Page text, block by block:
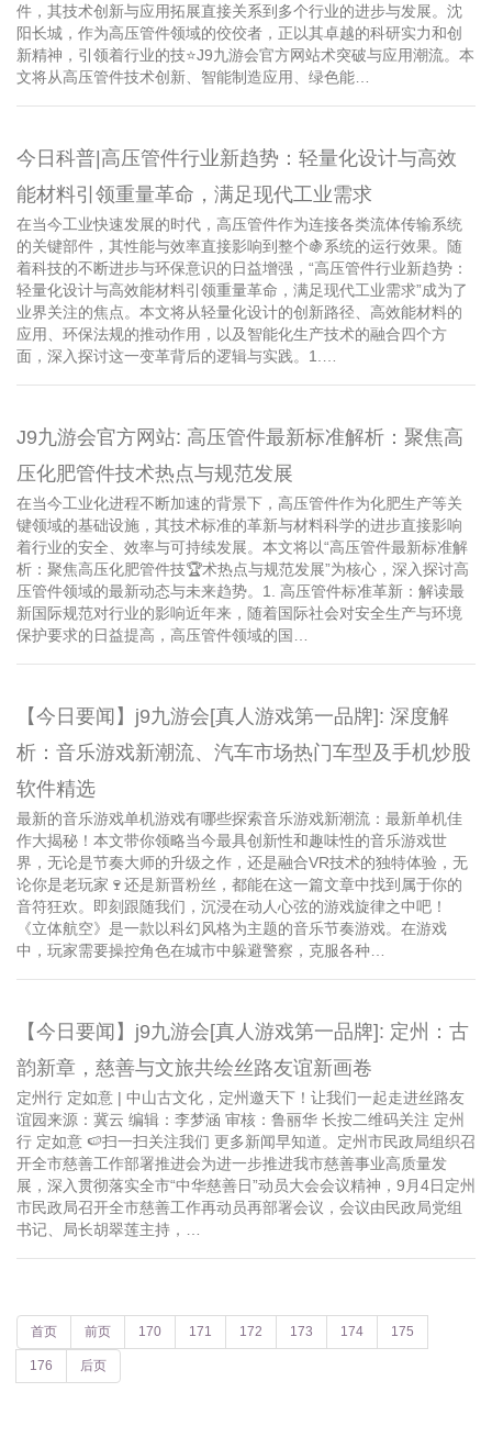
件，其技术创新与应用拓展直接关系到多个行业的进步与发展。沈
阳长城，作为高压管件领域的佼佼者，正以其卓越的科研实力和创
新精神，引领着行业的技⭐️J9九游会官方网站术突破与应用潮流。本
文将从高压管件技术创新、智能制造应用、绿色能…
今日科普|高压管件行业新趋势：轻量化设计与高效
能材料引领重量革命，满足现代工业需求
在当今工业快速发展的时代，高压管件作为连接各类流体传输系统
的关键部件，其性能与效率直接影响到整个🍇系统的运行效果。随
着科技的不断进步与环保意识的日益增强，“高压管件行业新趋势：
轻量化设计与高效能材料引领重量革命，满足现代工业需求”成为了
业界关注的焦点。本文将从轻量化设计的创新路径、高效能材料的
应用、环保法规的推动作用，以及智能化生产技术的融合四个方
面，深入探讨这一变革背后的逻辑与实践。1.…
J9九游会官方网站: 高压管件最新标准解析：聚焦高
压化肥管件技术热点与规范发展
在当今工业化进程不断加速的背景下，高压管件作为化肥生产等关
键领域的基础设施，其技术标准的革新与材料科学的进步直接影响
着行业的安全、效率与可持续发展。本文将以“高压管件最新标准解
析：聚焦高压化肥管件技🏆术热点与规范发展”为核心，深入探讨高
压管件领域的最新动态与未来趋势。1. 高压管件标准革新：解读最
新国际规范对行业的影响近年来，随着国际社会对安全生产与环境
保护要求的日益提高，高压管件领域的国…
【今日要闻】j9九游会[真人游戏第一品牌]: 深度解
析：音乐游戏新潮流、汽车市场热门车型及手机炒股
软件精选
最新的音乐游戏单机游戏有哪些探索音乐游戏新潮流：最新单机佳
作大揭秘！本文带你领略当今最具创新性和趣味性的音乐游戏世
界，无论是节奏大师的升级之作，还是融合VR技术的独特体验，无
论你是老玩家🍷还是新晋粉丝，都能在这一篇文章中找到属于你的
音符狂欢。即刻跟随我们，沉浸在动人心弦的游戏旋律之中吧！
《立体航空》是一款以科幻风格为主题的音乐节奏游戏。在游戏
中，玩家需要操控角色在城市中躲避警察，克服各种…
【今日要闻】j9九游会[真人游戏第一品牌]: 定州：古
韵新章，慈善与文旅共绘丝路友谊新画卷
定州行 定如意 | 中山古文化，定州邀天下！让我们一起走进丝路友
谊园来源：冀云 编辑：李梦涵 审核：鲁丽华 长按二维码关注 定州
行 定如意 🍉扫一扫关注我们 更多新闻早知道。定州市民政局组织召
开全市慈善工作部署推进会为进一步推进我市慈善事业高质量发
展，深入贯彻落实全市“中华慈善日”动员大会会议精神，9月4日定州
市民政局召开全市慈善工作再动员再部署会议，会议由民政局党组
书记、局长胡翠莲主持，…
首页 前页 170 171 172 173 174 175
176 后页